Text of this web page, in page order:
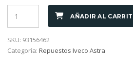
AÑADIR AL
SKU: 93156462
Categoría: Repuestos Iveco Astra